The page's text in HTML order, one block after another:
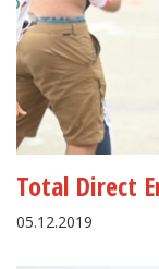
Total Direct
05.12.2019